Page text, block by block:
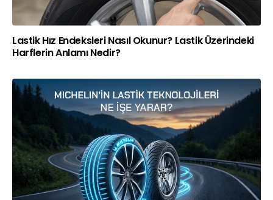
Lastik Hız Endeksleri Nasıl Okunur? Lastik Üzerindeki
Harflerin Anlamı Nedir?